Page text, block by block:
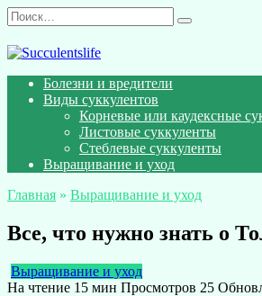
Перейти
к
содержанию
Search
for:
Болезни и вредители
Виды суккулентов
Корневые или каудексные
Листовые суккуленты
Стеблевые суккуленты
Выращивание и уход
Главная » Выращивание и уход
Все, что нужно знать о
Выращивание и уход
На чтение 15 мин Просмотров 25